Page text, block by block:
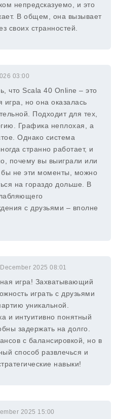
непредсказуемо, и это
В общем, она вызывает
своих странностей.
03:00
что Scala 40 Online – это
игра, но она оказалась
Подходит для тех,
Графика неплохая, а
Однако система
странно работает, и
почему вы выиграли или
бы не эти моменты, можно
на гораздо дольше. В
с друзьями – вполне
2025 08:01
игра! Захватывающий
играть с друзьями
уникальной.
и интуитивно понятный
задержать на долго.
с балансировкой, но в
способ развлечься и
навыки!
2025 15:00